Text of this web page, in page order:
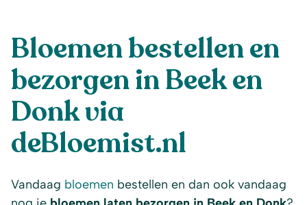
Bloemen bestellen en
bezorgen in Beek en
Donk via
deBloemist.nl
Vandaag bloemen bestellen en dan ook vandaag